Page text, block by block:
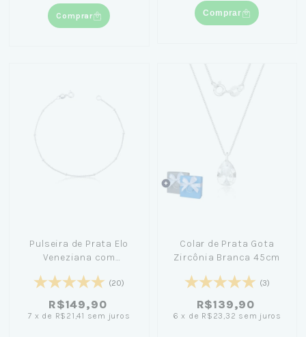
Comprar Comprar
Pulseira de Prata Elo
Veneziana com
(20)
R$149,90
7 x de R$21,41 sem juros
Colar de Prata Gota
Zircônia Branca 45cm
(3)
R$139,90
6 x de R$23,32 sem juros